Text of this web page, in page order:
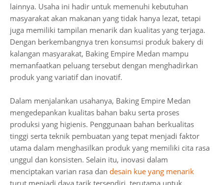
lainnya. Usaha ini hadir untuk memenuhi kebutuhan
masyarakat akan makanan yang tidak hanya lezat, tetapi
juga memiliki tampilan menarik dan kualitas yang terjaga.
Dengan berkembangnya tren konsumsi produk bakery di
kalangan masyarakat, Baking Empire Medan mampu
memanfaatkan peluang tersebut dengan menghadirkan
produk yang variatif dan inovatif.
Dalam menjalankan usahanya, Baking Empire Medan
mengedepankan kualitas bahan baku serta proses
produksi yang higienis. Penggunaan bahan berkualitas
tinggi serta teknik pembuatan yang tepat menjadi faktor
utama dalam menghasilkan produk yang memiliki cita rasa
unggul dan konsisten. Selain itu, inovasi dalam
menciptakan varian rasa dan desain kue yang menarik
turut menjadi daya tarik tersendiri, terutama untuk